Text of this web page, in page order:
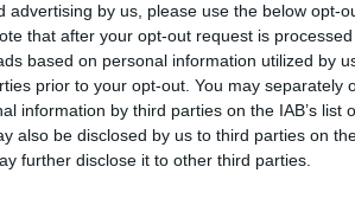
advertising by us, please use the below opt-
that after your opt-out request is
based on personal information utilized by
prior to your opt-out. You may separately
information by third parties on the IAB’s list
also be disclosed by us to third parties on
further disclose it to other third parties.